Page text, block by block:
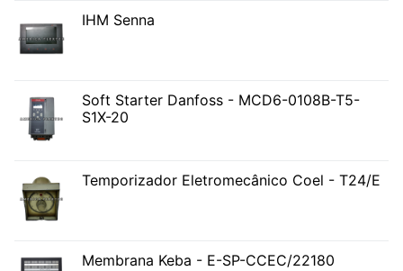
IHM Senna
Soft Starter Danfoss - MCD6-0108B-T5-
S1X-20
Temporizador Eletromecânico Coel - T24/E
Membrana Keba - E-SP-CCEC/22180